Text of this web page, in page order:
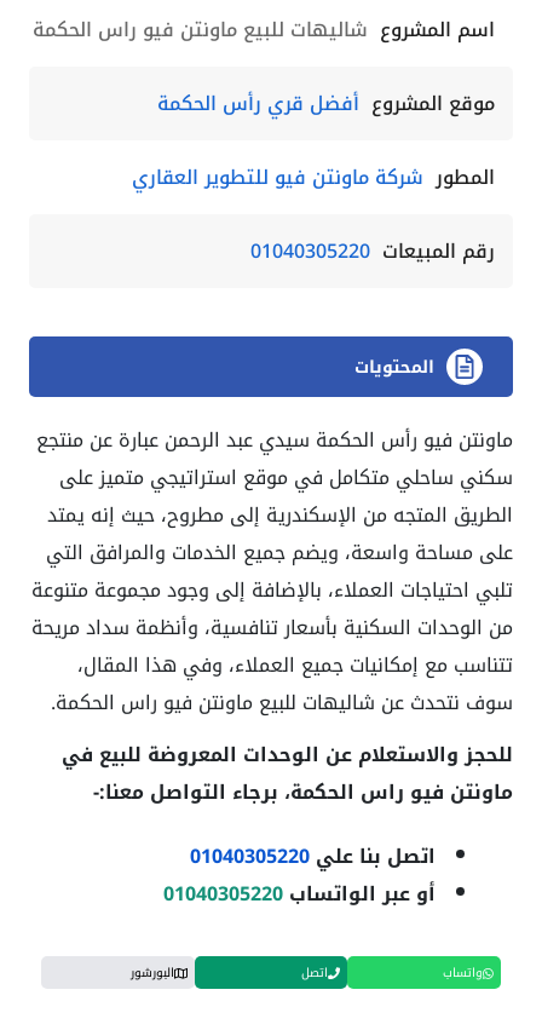
اسم المشروع شاليهات للبيع ماونتن فيو راس الحكمة
موقع المشروع أفضل قري رأس الحكمة
المطور شركة ماونتن فيو للتطوير العقاري
رقم المبيعات 01040305220
المحتويات
ماونتن فيو رأس الحكمة سيدي عبد الرحمن عبارة عن منتجع
سكني ساحلي متكامل في موقع استراتيجي متميز على
الطريق المتجه من الإسكندرية إلى مطروح، حيث إنه يمتد
على مساحة واسعة، ويضم جميع الخدمات والمرافق التي
تلبي احتياجات العملاء، بالإضافة إلى وجود مجموعة متنوعة
من الوحدات السكنية بأسعار تنافسية، وأنظمة سداد مريحة
تتناسب مع إمكانيات جميع العملاء، وفي هذا المقال،
سوف نتحدث عن شاليهات للبيع ماونتن فيو راس الحكمة.
للحجز والاستعلام عن الوحدات المعروضة للبيع في
ماونتن فيو راس الحكمة، برجاء التواصل معنا:-
اتصل بنا علي01040305220
أو عبر الواتساب01040305220
واتساب اتصل البورشور